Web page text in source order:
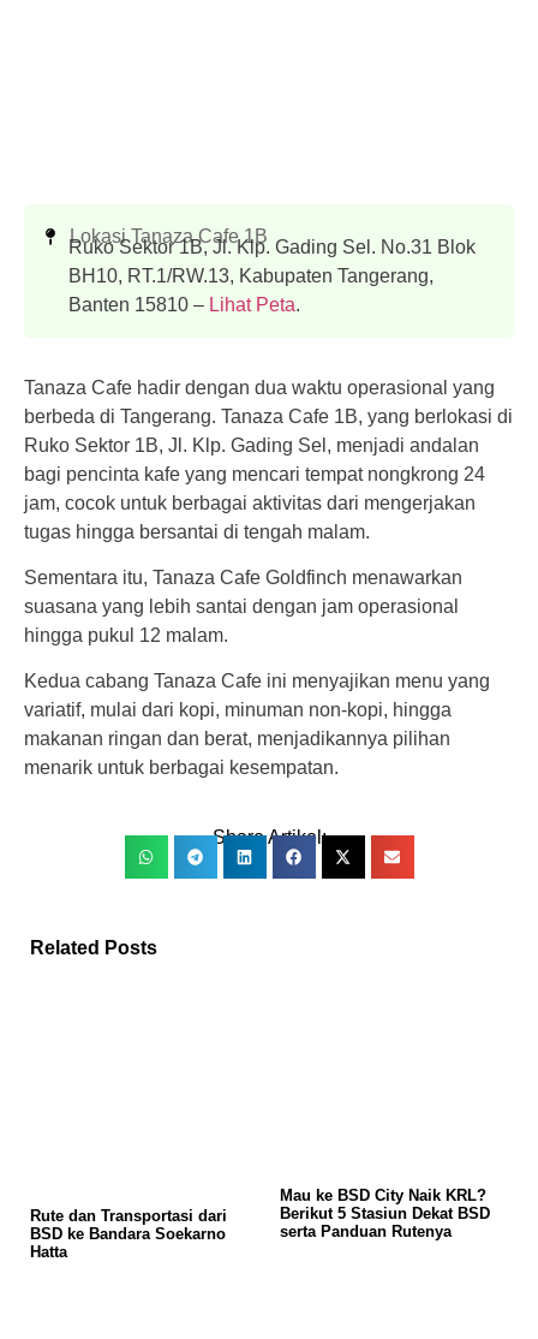
Lokasi Tanaza Cafe 1B
Ruko Sektor 1B, Jl. Klp. Gading Sel. No.31 Blok
BH10, RT.1/RW.13, Kabupaten Tangerang,
Banten 15810 – Lihat Peta.
Tanaza Cafe hadir dengan dua waktu operasional yang
berbeda di Tangerang. Tanaza Cafe 1B, yang berlokasi di
Ruko Sektor 1B, Jl. Klp. Gading Sel, menjadi andalan
bagi pencinta kafe yang mencari tempat nongkrong 24
jam, cocok untuk berbagai aktivitas dari mengerjakan
tugas hingga bersantai di tengah malam.
Sementara itu, Tanaza Cafe Goldfinch menawarkan
suasana yang lebih santai dengan jam operasional
hingga pukul 12 malam.
Kedua cabang Tanaza Cafe ini menyajikan menu yang
variatif, mulai dari kopi, minuman non-kopi, hingga
makanan ringan dan berat, menjadikannya pilihan
menarik untuk berbagai kesempatan.
Share Artikel:
Related Posts
Rute dan Transportasi dari
BSD ke Bandara Soekarno
Hatta
Mau ke BSD City Naik KRL?
Berikut 5 Stasiun Dekat BSD
serta Panduan Rutenya